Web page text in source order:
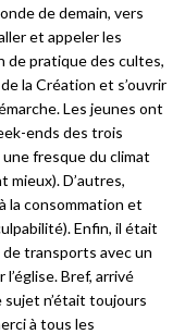
de demain, vers
et appeler les
de pratique des cultes,
la Création et s’ouvrir
Les jeunes ont
ends des trois
fresque du climat
D’autres,
la consommation et
Enfin, il était
transports avec un
Bref, arrivé
sujet n’était toujours
à tous les